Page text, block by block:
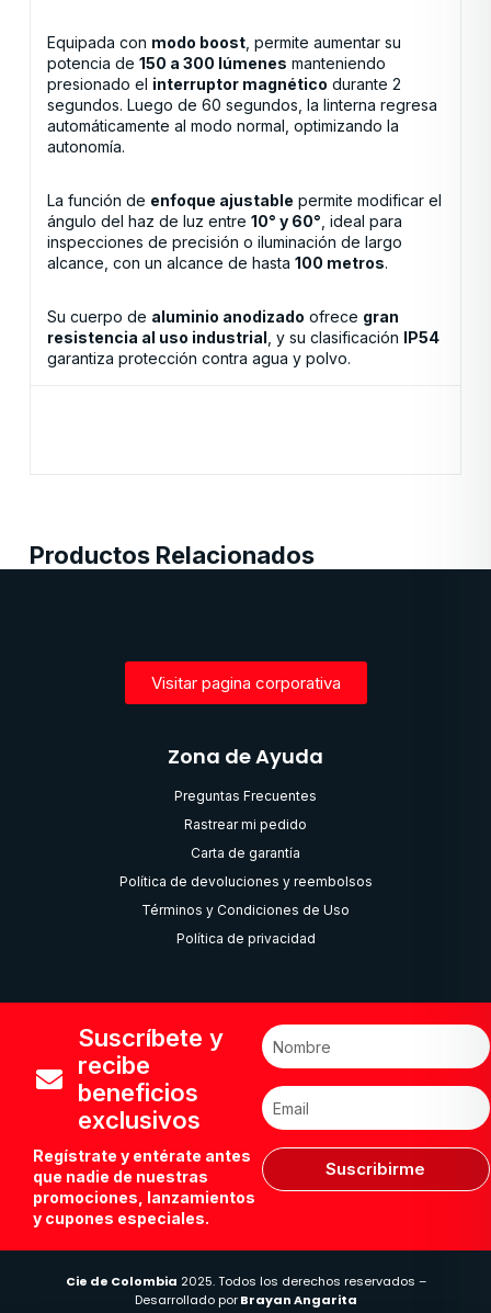
Equipada con modo boost , permite aumentar su
potencia de 150 a 300 lúmenes manteniendo
presionado el interruptor magnético durante 2
segundos. Luego de 60 segundos, la linterna regresa
automáticamente al modo normal, optimizando la
autonomía.
La función de enfoque ajustable permite modificar el
ángulo del haz de luz entre 10° y 60° , ideal para
inspecciones de precisión o iluminación de largo
alcance, con un alcance de hasta 100 metros.
Su cuerpo de aluminio anodizado ofrece gran
resistencia al uso industrial , y su clasificación IP54
garantiza protección contra agua y polvo.
Productos Relacionados
Visitar pagina corporativa
Zona de Ayuda
Preguntas Frecuentes
Rastrear mi pedido
Carta de garantía
Política de devoluciones y reembolsos
Términos y Condiciones de Uso
Política de privacidad
Suscríbete y
recibe
beneficios
exclusivos
Regístrate y entérate antes
que nadie de nuestras
promociones, lanzamientos
y cupones especiales.
Suscribirme
Cie de Colombia 2025. Todos los derechos reservados –
Desarrollado porBrayan Angarita